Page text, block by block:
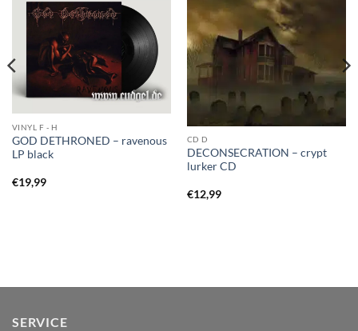
VINYL F - H
GOD DETHRONED – ravenous
LP black
€19,99
CD D
DECONSECRATION – crypt
lurker CD
€12,99
SERVICE